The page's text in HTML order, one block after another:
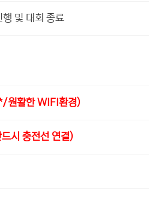
행 및 대회 종료
원활한 WIFI환경)
시 충전선 연결)